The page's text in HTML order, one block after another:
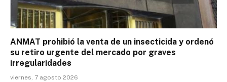
ANMAT prohibió la venta de un insecticida y ordenó
su retiro urgente del mercado por graves
irregularidades
viernes, 7 agosto 2026